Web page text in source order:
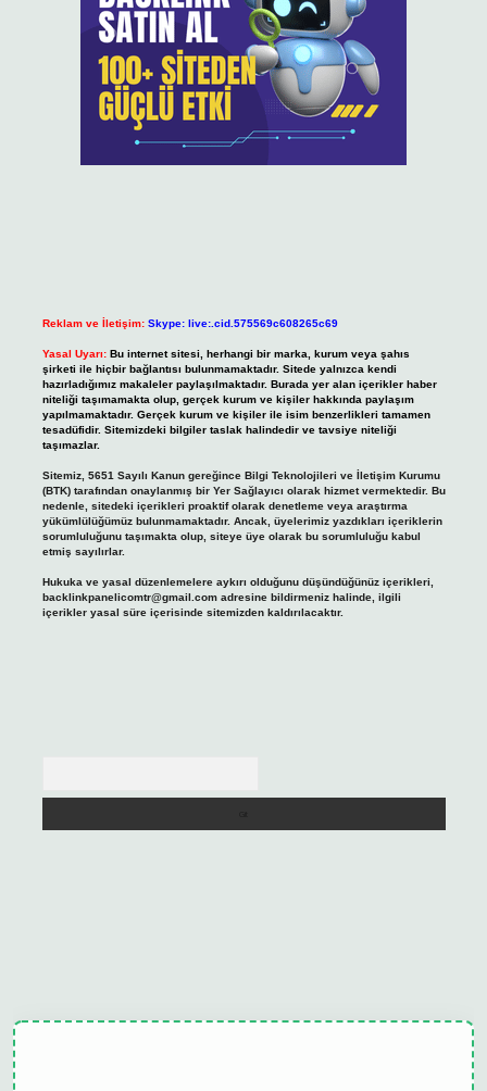
Reklam ve İletişim: Skype: live:.cid.575569c608265c69
Yasal Uyarı: Bu internet sitesi, herhangi bir marka, kurum veya şahıs
şirketi ile hiçbir bağlantısı bulunmamaktadır. Sitede yalnızca kendi
hazırladığımız makaleler paylaşılmaktadır. Burada yer alan içerikler haber
niteliği taşımamakta olup, gerçek kurum ve kişiler hakkında paylaşım
yapılmamaktadır. Gerçek kurum ve kişiler ile isim benzerlikleri tamamen
tesadüfidir. Sitemizdeki bilgiler taslak halindedir ve tavsiye niteliği
taşımazlar.
Sitemiz, 5651 Sayılı Kanun gereğince Bilgi Teknolojileri ve İletişim Kurumu
(BTK) tarafından onaylanmış bir Yer Sağlayıcı olarak hizmet vermektedir. Bu
nedenle, sitedeki içerikleri proaktif olarak denetleme veya araştırma
yükümlülüğümüz bulunmamaktadır. Ancak, üyelerimiz yazdıkları içeriklerin
sorumluluğunu taşımakta olup, siteye üye olarak bu sorumluluğu kabul
etmiş sayılırlar.
Hukuka ve yasal düzenlemelere aykırı olduğunu düşündüğünüz içerikleri,
backlinkpanelicomtr@gmail.comadresine bildirmeniz halinde, ilgili
içerikler yasal süre içerisinde sitemizden kaldırılacaktır.